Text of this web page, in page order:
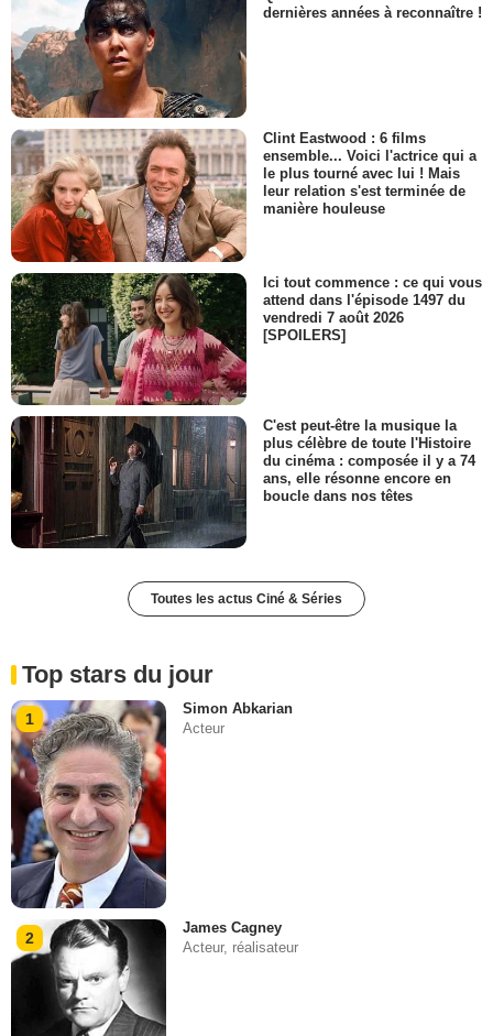
dernières années à reconnaître !
Clint Eastwood : 6 films
ensemble... Voici l'actrice qui a
le plus tourné avec lui ! Mais
leur relation s'est terminée de
manière houleuse
Ici tout commence : ce qui vous
attend dans l'épisode 1497 du
vendredi 7 août 2026
[SPOILERS]
C'est peut-être la musique la
plus célèbre de toute l'Histoire
du cinéma : composée il y a 74
ans, elle résonne encore en
boucle dans nos têtes
Toutes les actus Ciné & Séries
Top stars du jour
1
Simon Abkarian
Acteur
2
James Cagney
Acteur, réalisateur